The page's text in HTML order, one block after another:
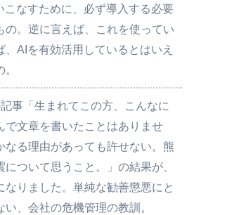
こなすために、必ず導入する必要
の。逆に言えば、これを使ってい
、AIを有効活用しているとはいえ
事「生まれてこの方、こんなに
で文章を書いたことはありませ
なる理由があっても許せない。熊
について思うこと。」の結果が、
なりました。単純な勧善懲悪にと
い、会社の危機管理の教訓。